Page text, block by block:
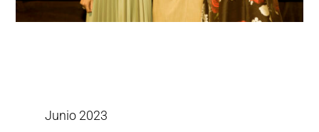
Junio 2023